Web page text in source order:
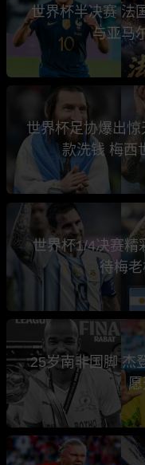
世界杯半决赛 法
与亚马
世界杯足协爆出
款洗钱 梅西
世界杯1/4决赛精
待梅
25岁南非国脚 杰